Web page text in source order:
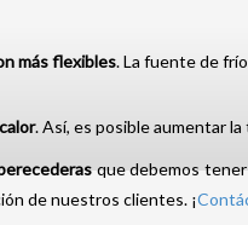
más flexibles. La fuente de
. Así, es posible aumentar
que debemos
de nuestros clientes. ¡